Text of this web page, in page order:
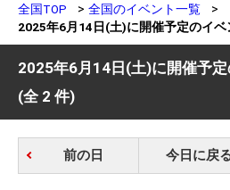
全国TOP
全国のイベント一覧
2025年6月14日(土)に開催予定のイベ
2025年6月14日(土)に開催予
(全 2 件)
前の日 今日に戻